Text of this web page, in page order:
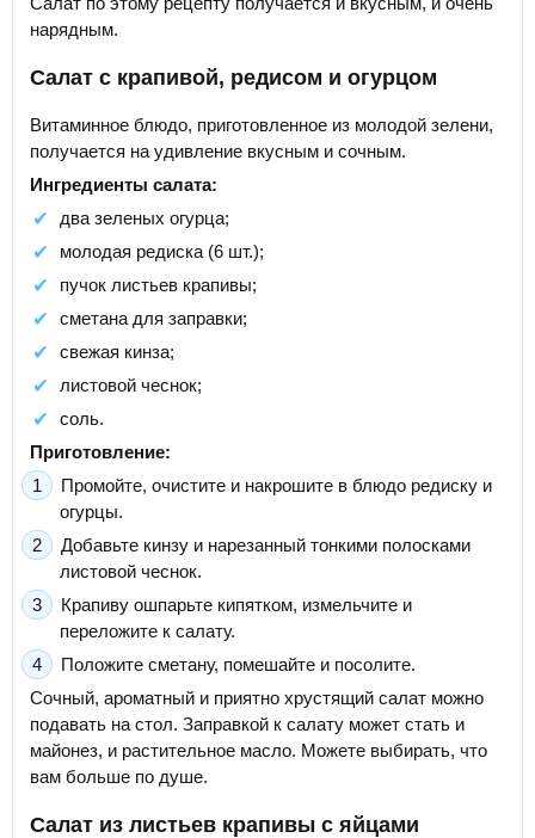
нарядным.
Салат с крапивой, редисом и огурцом
Витаминное блюдо, приготовленное из молодой зелени,
получается на удивление вкусным и сочным.
Ингредиенты салата:
два зеленых огурца;
молодая редиска (6 шт.);
пучок листьев крапивы;
сметана для заправки;
свежая кинза;
листовой чеснок;
соль.
Приготовление:
Промойте, очистите и накрошите в блюдо редиску и
огурцы.
Добавьте кинзу и нарезанный тонкими полосками
листовой чеснок.
Крапиву ошпарьте кипятком, измельчите и
переложите к салату.
Положите сметану, помешайте и посолите.
Сочный, ароматный и приятно хрустящий салат можно
подавать на стол. Заправкой к салату может стать и
майонез, и растительное масло. Можете выбирать, что
вам больше по душе.
Салат из листьев крапивы с яйцами